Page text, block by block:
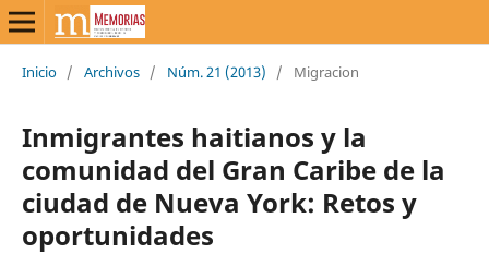
Inicio / Archivos / Núm. 21 (2013) / Migracion
Inmigrantes haitianos y la
comunidad del Gran Caribe de la
ciudad de Nueva York: Retos y
oportunidades